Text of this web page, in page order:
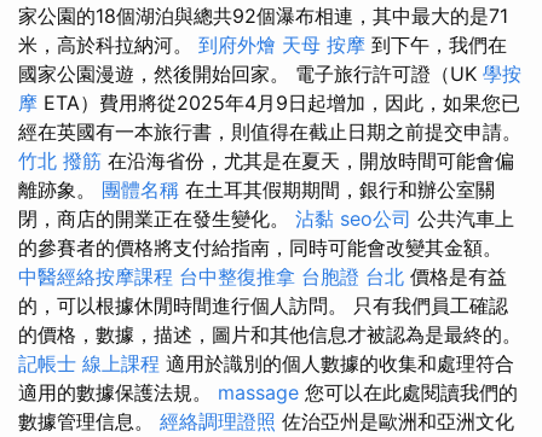
家公園的18個湖泊與總共92個瀑布相連，其中最大的是71
米，高於科拉納河。 到府外燴 天母 按摩 到下午，我們在
國家公園漫遊，然後開始回家。 電子旅行許可證（UK 學按
摩 ETA）費用將從2025年4月9日起增加，因此，如果您已
經在英國有一本旅行書，則值得在截止日期之前提交申請。
竹北 撥筋 在沿海省份，尤其是在夏天，開放時間可能會偏
離跡象。 團體名稱 在土耳其假期期間，銀行和辦公室關
閉，商店的開業正在發生變化。 沾黏 seo公司 公共汽車上
的參賽者的價格將支付給指南，同時可能會改變其金額。
中醫經絡按摩課程 台中整復推拿 台胞證 台北 價格是有益
的，可以根據休閒時間進行個人訪問。 只有我們員工確認
的價格，數據，描述，圖片和其他信息才被認為是最終的。
記帳士 線上課程 適用於識別的個人數據的收集和處理符合
適用的數據保護法規。 massage 您可以在此處閱讀我們的
數據管理信息。 經絡調理證照 佐治亞州是歐洲和亞洲文化